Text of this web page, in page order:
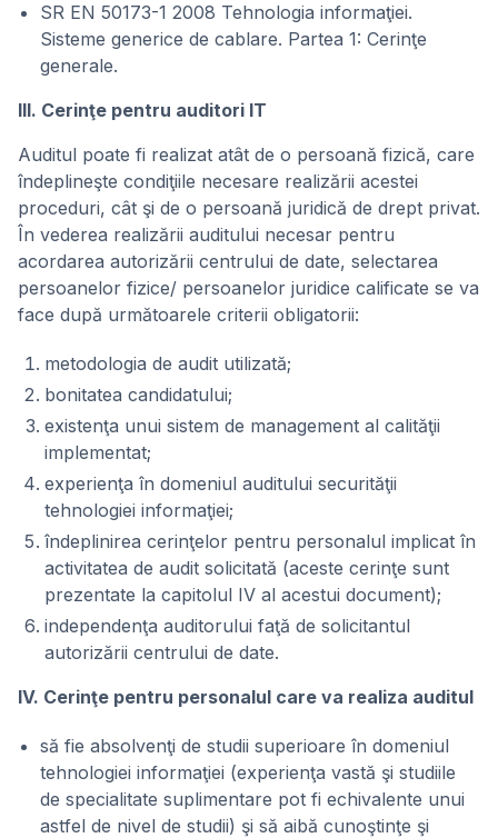
SR EN 50173-1 2008 Tehnologia informaţiei.
Sisteme generice de cablare. Partea 1: Cerinţe
generale.
III. Cerinţe pentru auditori IT
Auditul poate fi realizat atât de o persoană fizică, care
îndeplineşte condiţiile necesare realizării acestei
proceduri, cât şi de o persoană juridică de drept privat.
În vederea realizării auditului necesar pentru
acordarea autorizării centrului de date, selectarea
persoanelor fizice/ persoanelor juridice calificate se va
face după următoarele criterii obligatorii:
metodologia de audit utilizată;
bonitatea candidatului;
existenţa unui sistem de management al calităţii
implementat;
experienţa în domeniul auditului securităţii
tehnologiei informaţiei;
îndeplinirea cerinţelor pentru personalul implicat în
activitatea de audit solicitată (aceste cerinţe sunt
prezentate la capitolul IV al acestui document);
independenţa auditorului faţă de solicitantul
autorizării centrului de date.
IV. Cerinţe pentru personalul care va realiza auditul
să fie absolvenţi de studii superioare în domeniul
tehnologiei informaţiei (experienţa vastă şi studiile
de specialitate suplimentare pot fi echivalente unui
astfel de nivel de studii) şi să aibă cunoştinţe şi